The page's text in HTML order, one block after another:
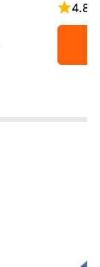
4.8